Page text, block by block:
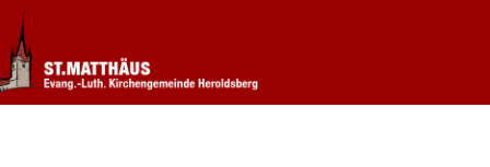
Evang. Kirchengemeinde St.
Matthäus Heroldsberg
Informationen rund um unsere
Kirchengemeinde